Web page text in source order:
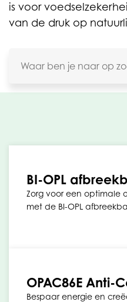
is voor
van de druk op
BI-OPL
Zorg voor een optimale
met de BI-OPL
OPAC86E Anti-
Bespaar energie en